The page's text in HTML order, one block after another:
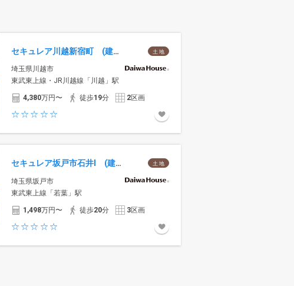
土 地
セキュレア川越新宿町 (建築条件付宅地分譲)
埼玉県川越市
東武東上線・JR川越線「川越」駅
4,380万円〜 徒歩19分 2区画
土 地
セキュレア坂戸市石井I (建築条件付宅地分譲)
埼玉県坂戸市
東武東上線「若葉」駅
1,498万円〜 徒歩20分 3区画